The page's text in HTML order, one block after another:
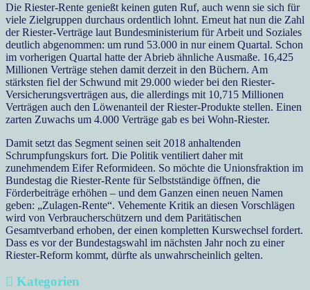
Die Riester-Rente genießt keinen guten Ruf, auch wenn sie sich für
viele Zielgruppen durchaus ordentlich lohnt. Erneut hat nun die Zahl
der Riester-Verträge laut Bundesministerium für Arbeit und Soziales
deutlich abgenommen: um rund 53.000 in nur einem Quartal. Schon
im vorherigen Quartal hatte der Abrieb ähnliche Ausmaße. 16,425
Millionen Verträge stehen damit derzeit in den Büchern. Am
stärksten fiel der Schwund mit 29.000 wieder bei den Riester-
Versicherungsverträgen aus, die allerdings mit 10,715 Millionen
Verträgen auch den Löwenanteil der Riester-Produkte stellen. Einen
zarten Zuwachs um 4.000 Verträge gab es bei Wohn-Riester.
Damit setzt das Segment seinen seit 2018 anhaltenden
Schrumpfungskurs fort. Die Politik ventiliert daher mit
zunehmendem Eifer Reformideen. So möchte die Unionsfraktion im
Bundestag die Riester-Rente für Selbstständige öffnen, die
Förderbeiträge erhöhen – und dem Ganzen einen neuen Namen
geben: „Zulagen-Rente“. Vehemente Kritik an diesen Vorschlägen
wird von Verbraucherschützern und dem Paritätischen
Gesamtverband erhoben, der einen kompletten Kurswechsel fordert.
Dass es vor der Bundestagswahl im nächsten Jahr noch zu einer
Riester-Reform kommt, dürfte als unwahrscheinlich gelten.
Kategorien